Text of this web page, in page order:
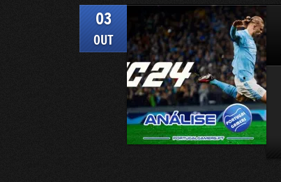
03
OUT